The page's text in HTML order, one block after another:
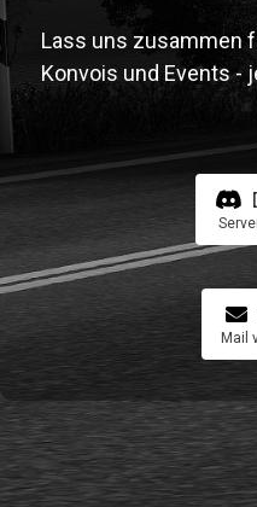
Lass uns zusammen
Konvois und Events -
Mail